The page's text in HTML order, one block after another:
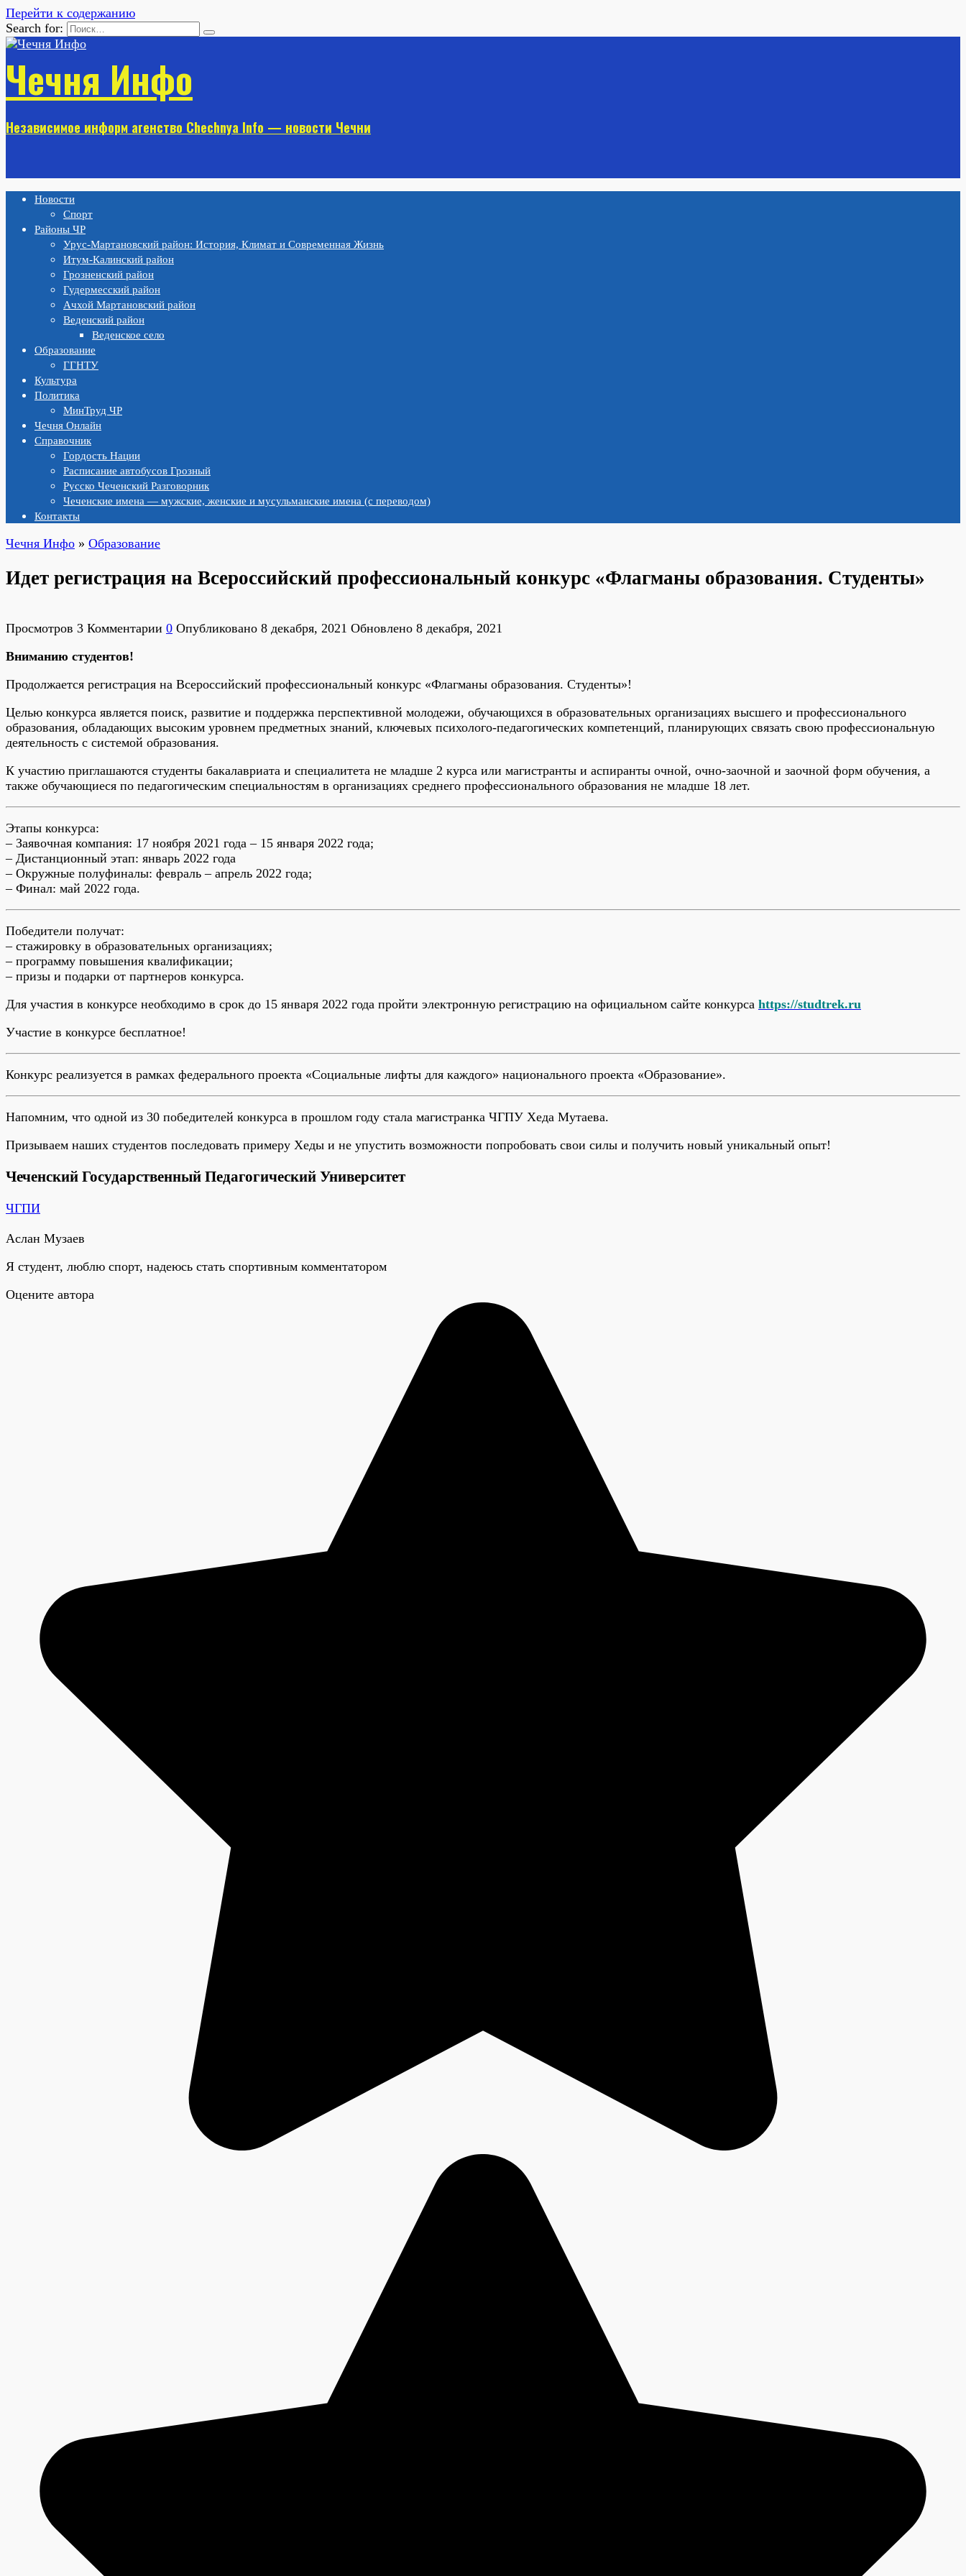
Перейти к содержанию
Search for:
Чечня Инфо
Независимое информ агенство Chechnya Info — новости Чечни
Новости
Спорт
Районы ЧР
Урус-Мартановский район: История, Климат и Современная Жизнь
Итум-Калинский район
Грозненский район
Гудермесский район
Ачхой Мартановский район
Веденский район
Веденское село
Образование
ГГНТУ
Культура
Политика
МинТруд ЧР
Чечня Онлайн
Справочник
Гордость Нации
Расписание автобусов Грозный
Русско Чеченский Разговорник
Чеченские имена — мужские, женские и мусульманские имена (с переводом)
Контакты
Чечня Инфо » Образование
Идет регистрация на Всероссийский профессиональный конкурс «Флагманы образования. Студенты»
Просмотров 3 Комментарии 0 Опубликовано 8 декабря, 2021 Обновлено 8 декабря, 2021
Вниманию студентов!
Продолжается регистрация на Всероссийский профессиональный конкурс «Флагманы образования. Студенты»!
Целью конкурса является поиск, развитие и поддержка перспективной молодежи, обучающихся в образовательных организациях высшего и профессионального
образования, обладающих высоким уровнем предметных знаний, ключевых психолого-педагогических компетенций, планирующих связать свою профессиональную
деятельность с системой образования.
К участию приглашаются студенты бакалавриата и специалитета не младше 2 курса или магистранты и аспиранты очной, очно-заочной и заочной форм обучения, а
также обучающиеся по педагогическим специальностям в организациях среднего профессионального образования не младше 18 лет.
Этапы конкурса:
– Заявочная компания: 17 ноября 2021 года – 15 января 2022 года;
– Дистанционный этап: январь 2022 года
– Окружные полуфиналы: февраль – апрель 2022 года;
– Финал: май 2022 года.
Победители получат:
– стажировку в образовательных организациях;
– программу повышения квалификации;
– призы и подарки от партнеров конкурса.
Для участия в конкурсе необходимо в срок до 15 января 2022 года пройти электронную регистрацию на официальном сайте конкурса https://studtrek.ru
Участие в конкурсе бесплатное!
Конкурс реализуется в рамках федерального проекта «Социальные лифты для каждого» национального проекта «Образование».
Напомним, что одной из 30 победителей конкурса в прошлом году стала магистранка ЧГПУ Хеда Мутаева.
Призываем наших студентов последовать примеру Хеды и не упустить возможности попробовать свои силы и получить новый уникальный опыт!
Чеченский Государственный Педагогический Университет
ЧГПИ
Аслан Музаев
Я студент, люблю спорт, надеюсь стать спортивным комментатором
Оцените автора